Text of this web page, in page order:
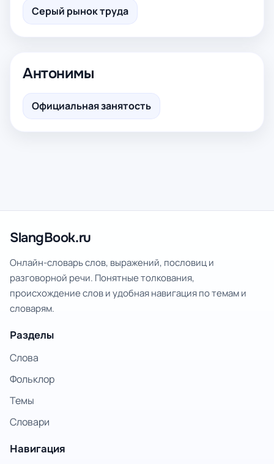
Серый рынок труда
Антонимы
Официальная занятость
SlangBook.ru
Онлайн-словарь слов, выражений, пословиц и
разговорной речи. Понятные толкования,
происхождение слов и удобная навигация по темам и
словарям.
Разделы
Слова
Фольклор
Темы
Словари
Навигация